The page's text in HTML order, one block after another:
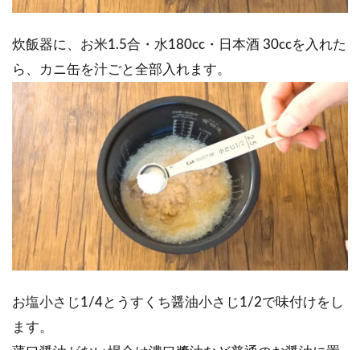
炊飯器に、お米1.5合・水180cc・日本酒 30ccを入れた
ら、カニ缶を汁ごと全部入れます。
お塩小さじ1/4とうすくち醤油小さじ1/2で味付けをし
ます。